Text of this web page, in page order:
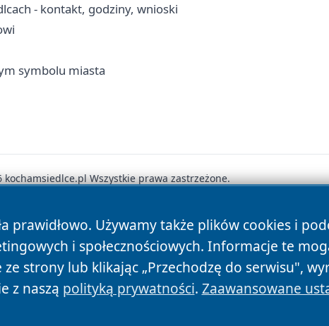
- kontakt, godziny, wnioski
symbolu miasta
prawidłowo. Używamy także plików cookies i
i społecznościowych. Informacje te
strony lub klikając „Przechodzę do serwisu",
z naszą polityką prywatności. Zaawansowane
Wszystkie prawa zastrzeżone.
Polityka Prywatności Polityka Cookies